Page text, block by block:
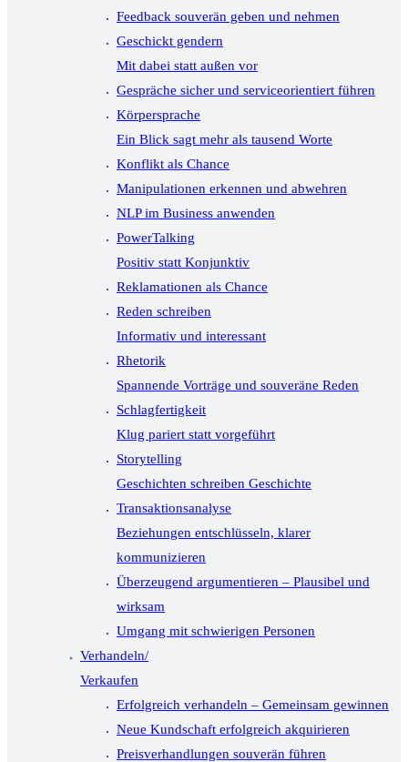
Feedback souverän geben und nehmen
Geschickt gendern
Mit dabei statt außen vor
Gespräche sicher und serviceorientiert führen
Körpersprache
Ein Blick sagt mehr als tausend Worte
Konflikt als Chance
Manipulationen erkennen und abwehren
NLP im Business anwenden
PowerTalking
Positiv statt Konjunktiv
Reklamationen als Chance
Reden schreiben
Informativ und interessant
Rhetorik
Spannende Vorträge und souveräne Reden
Schlagfertigkeit
Klug pariert statt vorgeführt
Storytelling
Geschichten schreiben Geschichte
Transaktionsanalyse
Beziehungen entschlüsseln, klarer
kommunizieren
Überzeugend argumentieren – Plausibel und
wirksam
Umgang mit schwierigen Personen
Verhandeln/
Verkaufen
Erfolgreich verhandeln – Gemeinsam gewinnen
Neue Kundschaft erfolgreich akquirieren
Preisverhandlungen souverän führen